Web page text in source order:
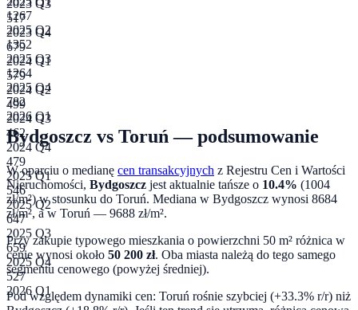
1267
2025 Q2
1352
2025 Q3
1264
2025 Q4
782
2026 Q1
2023 Q3
517
2023 Q4
679
2024 Q1
579
2024 Q2
499
2024 Q3
462
2024 Q4
479
2025 Q1
546
2025 Q2
647
2025 Q3
659
2025 Q4
527
2026 Q1
Bydgoszcz vs Toruń — podsumowanie
W oparciu o medianę cen transakcyjnych z Rejestru Cen i Wartości
Nieruchomości, Bydgoszcz jest aktualnie tańsze o 10.4% (1004
zł/m²) w stosunku do Toruń. Mediana w Bydgoszcz wynosi 8684
zł/m², a w Toruń — 9688 zł/m².
Przy zakupie typowego mieszkania o powierzchni 50 m² różnica w
cenie wynosi około 50 200 zł. Oba miasta należą do tego samego
segmentu cenowego (powyżej średniej).
Pod względem dynamiki cen: Toruń rośnie szybciej (+33.3% r/r) niż